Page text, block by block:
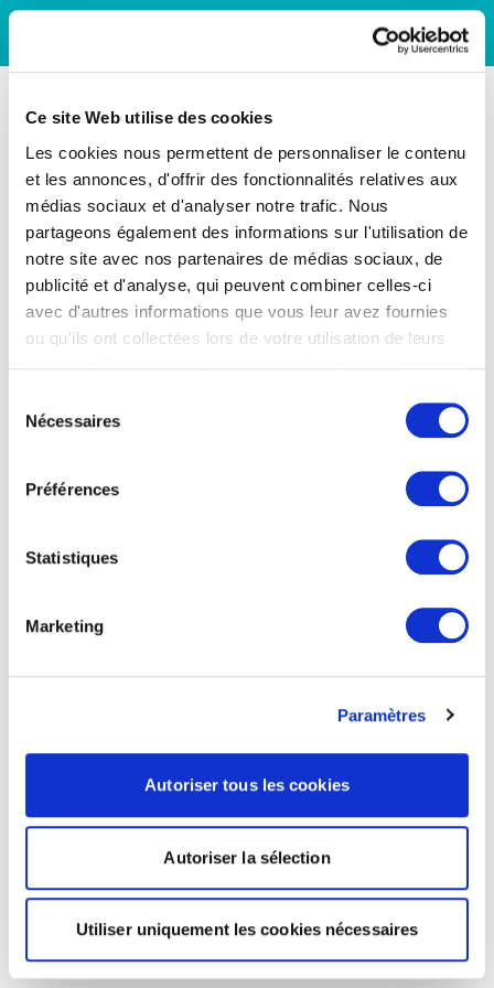
Ce site Web utilise des cookies
Les cookies nous permettent de personnaliser le contenu
et les annonces, d'offrir des fonctionnalités relatives aux
médias sociaux et d'analyser notre trafic. Nous
partageons également des informations sur l'utilisation de
notre site avec nos partenaires de médias sociaux, de
publicité et d'analyse, qui peuvent combiner celles-ci
avec d'autres informations que vous leur avez fournies
ou qu'ils ont collectées lors de votre utilisation de leurs
Nécessaires
Préférences
Statistiques
Marketing
Paramètres
Autoriser tous les cookies
Autoriser la sélection
Utiliser uniquement les cookies nécessaires